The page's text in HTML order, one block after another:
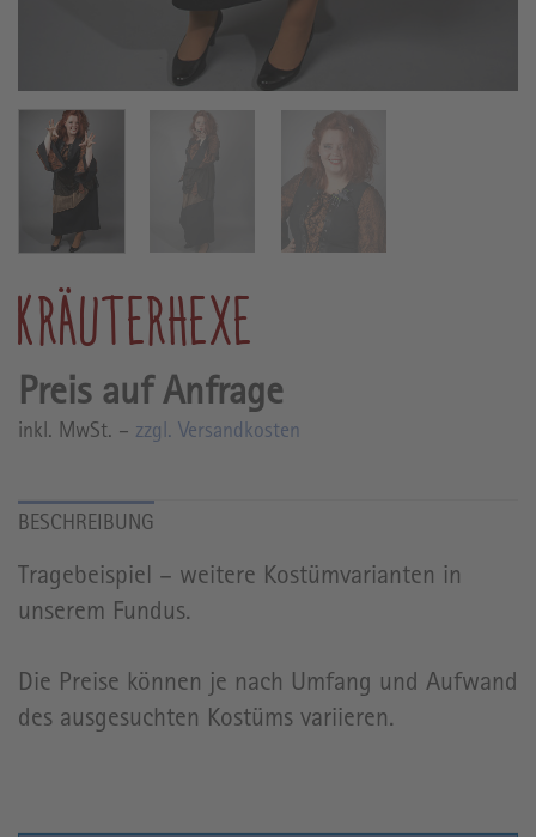
KRÄUTERHEXE
inkl. MwSt. – zzgl. Versandkosten
Tragebeispiel – weitere Kostümvarianten in
unserem Fundus.
Die Preise können je nach Umfang und Aufwand
des ausgesuchten Kostüms variieren.